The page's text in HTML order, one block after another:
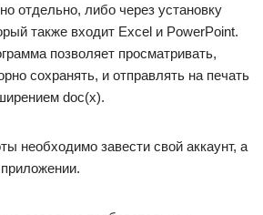
отдельно, либо через установку
также входит Excel и PowerPoint.
позволяет просматривать,
сохранять, и отправлять на печать
doc(x).
необходимо завести свой аккаунт, а